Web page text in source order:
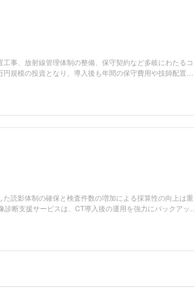
事、放射線管理体制の整備、保守契約など多岐にわたるコ
規模の投資となり、導入後も年間の保守費用や技師配置、
読影体制の確保と検査件数の増加による採算性の向上は重
断支援サービスは、CT導入後の運用を強力にバックアップ